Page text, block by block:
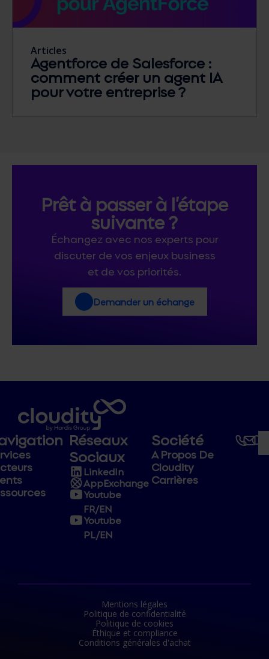
Articles
Agentforce de Salesforce :
comment créer un agent IA
pour votre entreprise ?
Prêt à passer à l’étape
suivante ?
Échangez avec nos experts pour
discuter de vos enjeux business
et de vos priorités.
Demander un échange
Réseaux
Sociaux
LinkedIn
AppExchange
Youtube
FR/EN
Youtube
PL/EN
Société
A Propos De
Cloudity
Carrières
Mentions légales
Politique de confidentialité
Politique de cookies
Éthique et compliance
Conditions générales d'achat
CGV